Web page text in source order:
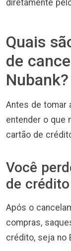
diretamente
Quais
de
Nubank?
Antes de tomar
entender o que
cartão de
Você
de crédito
Após o
compras,
crédito, seja no